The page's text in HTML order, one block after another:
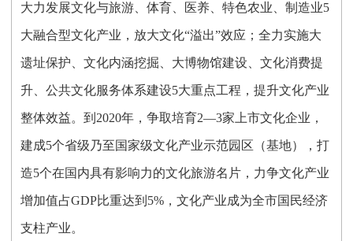
大力发展文化与旅游、体育、医养、特色农业、制造业5
大融合型文化产业，放大文化“溢出”效应；全力实施大
遗址保护、文化内涵挖掘、大博物馆建设、文化消费提
升、公共文化服务体系建设5大重点工程，提升文化产业
整体效益。到2020年，争取培育2—3家上市文化企业，
建成5个省级乃至国家级文化产业示范园区（基地），打
造5个在国内具有影响力的文化旅游名片，力争文化产业
增加值占GDP比重达到5%，文化产业成为全市国民经济
支柱产业。